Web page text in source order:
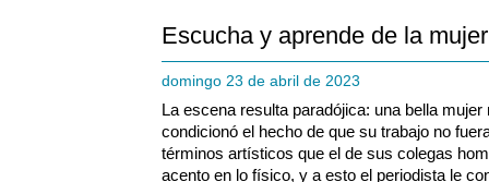
Escucha y aprende de la
domingo 23 de abril de 2023
La escena resulta paradójica: una bella
condicionó el hecho de que su trabajo no
términos artísticos que el de sus colegas
acento en lo físico, y a esto el periodista le